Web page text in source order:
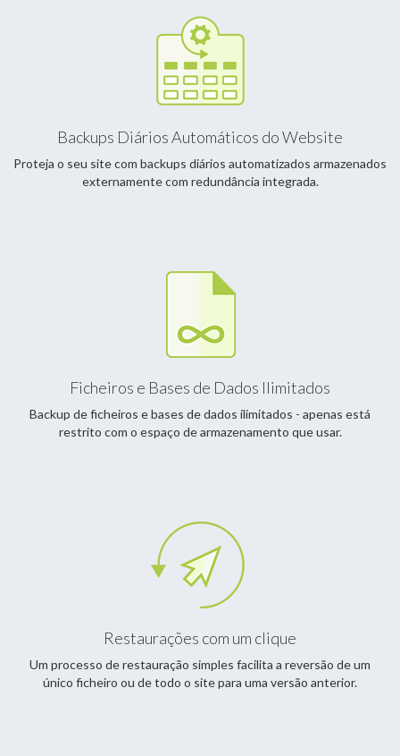
Backups Diários Automáticos do Website
Proteja o seu site com backups diários automatizados armazenados
externamente com redundância integrada.
Ficheiros e Bases de Dados Ilimitados
Backup de ficheiros e bases de dados ilimitados - apenas está
restrito com o espaço de armazenamento que usar.
Restaurações com um clique
Um processo de restauração simples facilita a reversão de um
único ficheiro ou de todo o site para uma versão anterior.